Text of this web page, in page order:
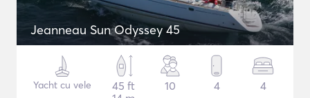
Jeanneau Sun Odyssey 45
Yacht cu vele
45 ft
10 4 4